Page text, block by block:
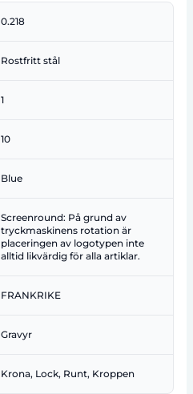
0.218
Rostfritt stål
1
10
Blue
Screenround: På grund av
tryckmaskinens rotation är
placeringen av logotypen inte
alltid likvärdig för alla artiklar.
FRANKRIKE
Gravyr
Krona, Lock, Runt, Kroppen